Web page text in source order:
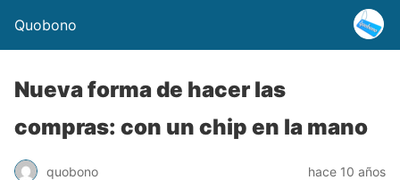
Quobono
Nueva forma de hacer las
compras: con un chip en la mano
quobono hace 10 años